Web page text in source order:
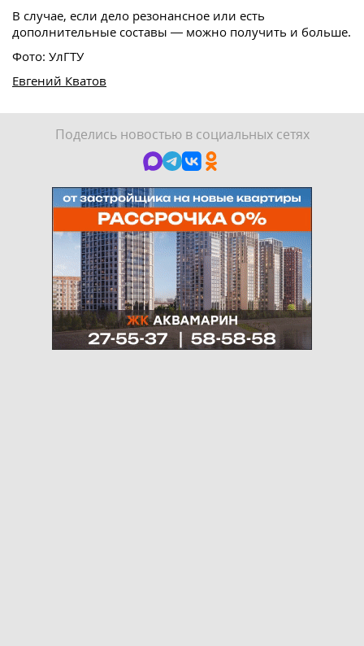
В случае, если дело резонансное или есть
дополнительные составы — можно получить и больше.
Фото: УлГТУ
Евгений Кватов
Поделись новостью в социальных сетях